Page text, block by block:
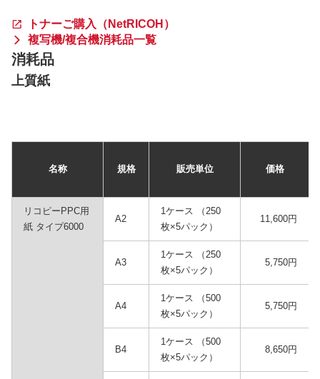
トナーご購入（NetRICOH）
複写機/複合機消耗品一覧
消耗品
上質紙
名称 規格 販売単位 価格
リコピーPPC用
紙 タイプ6000
A2
1ケース （250
枚×5パック）
11,600円
A3
1ケース （250
枚×5パック）
5,750円
A4
1ケース （500
枚×5パック）
5,750円
B4
1ケース （500
枚×5パック）
8,650円